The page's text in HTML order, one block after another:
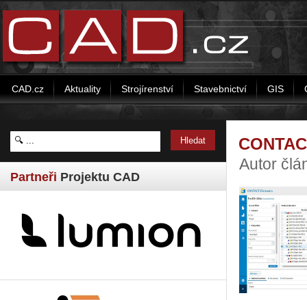
CAD.cz Aktuality Strojírenství Stavebnictví GIS
Partneři Projektu CAD
Autor